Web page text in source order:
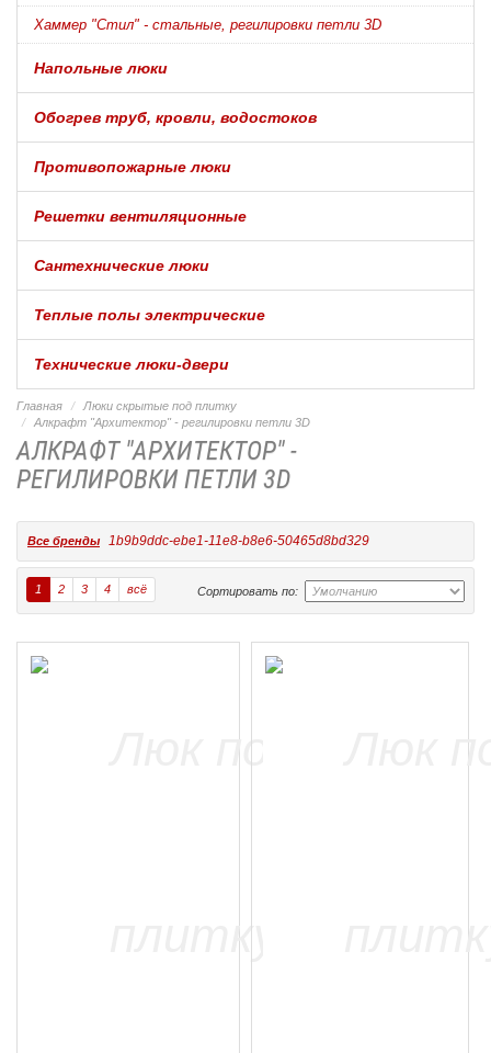
Хаммер "Стил" - стальные, регилировки петли 3D
Напольные люки
Обогрев труб, кровли, водостоков
Противопожарные люки
Решетки вентиляционные
Сантехнические люки
Теплые полы электрические
Технические люки-двери
Главная
Люки скрытые под плитку
Алкрафт "Архитектор" - регилировки петли 3D
АЛКРАФТ "АРХИТЕКТОР" -
РЕГИЛИРОВКИ ПЕТЛИ 3D
Все бренды 1b9b9ddc-ebe1-11e8-b8e6-50465d8bd329
Сортировать по:
1 2 3 4 всё